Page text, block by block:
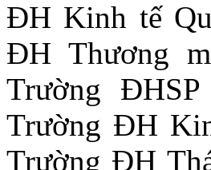
ĐH Kinh tế
ĐH Thương
Trường
Trường ĐH
Trường ĐH